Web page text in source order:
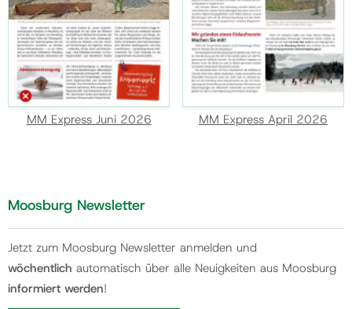
MM Express Juni 2026 MM Express April 2026
Moosburg Newsletter
Jetzt zum Moosburg Newsletter anmelden und
wöchentlich automatisch über alle Neuigkeiten aus Moosburg
informiert werden!